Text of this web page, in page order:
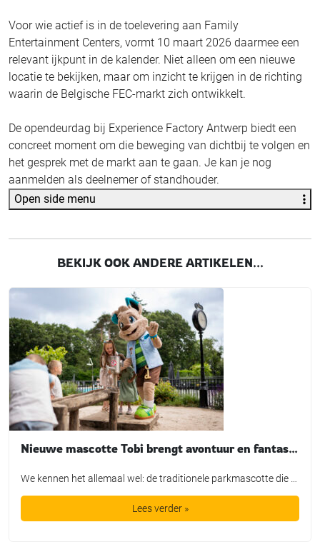
Voor wie actief is in de toelevering aan Family
Entertainment Centers, vormt 10 maart 2026 daarmee een
relevant ijkpunt in de kalender. Niet alleen om een nieuwe
locatie te bekijken, maar om inzicht te krijgen in de richting
waarin de Belgische FEC-markt zich ontwikkelt.
De opendeurdag bij Experience Factory Antwerp biedt een
concreet moment om die beweging van dichtbij te volgen en
het gesprek met de markt aan te gaan. Je kan je nog
aanmelden als deelnemer of standhouder.
Open side menu
BEKIJK OOK ANDERE ARTIKELEN...
Nieuwe mascotte Tobi brengt avontuur en fantasie tot leven bij TopParken
Lees verder »